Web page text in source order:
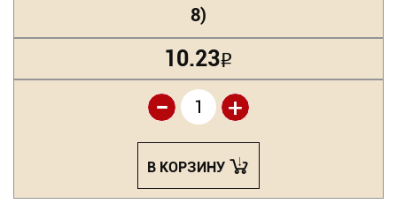
8)
10.23Р
+
-
В КОРЗИНУ